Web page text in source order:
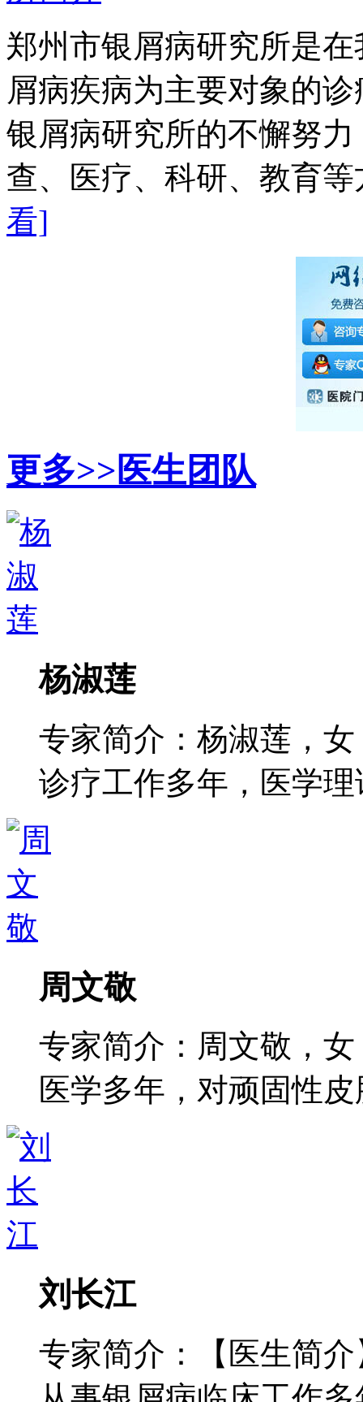
郑州市银屑病研究所是
屑病疾病为主要对象的
银屑病研究所的不懈努
查、医疗、科研、教育
看]
更多>>医生团队
杨淑莲
专家简介：杨淑莲，
诊疗工作多年，医学理
周文敬
专家简介：周文敬，
医学多年，对顽固性皮
刘长江
专家简介：【医生简